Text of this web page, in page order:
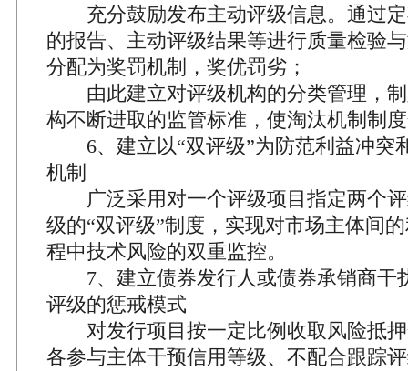
充分鼓励发布主动评级信息。通过定
的报告、主动评级结果等进行质量检验
分配为奖罚机制，奖优罚劣；
由此建立对评级机构的分类管理，制
构不断进取的监管标准，使淘汰机制制
6、建立以“双评级”为防范利益冲突
机制
广泛采用对一个评级项目指定两个评
级的“双评级”制度，实现对市场主体间
程中技术风险的双重监控。
7、建立债券发行人或债券承销商干
评级的惩戒模式
对发行项目按一定比例收取风险抵押
各参与主体干预信用等级、不配合跟踪